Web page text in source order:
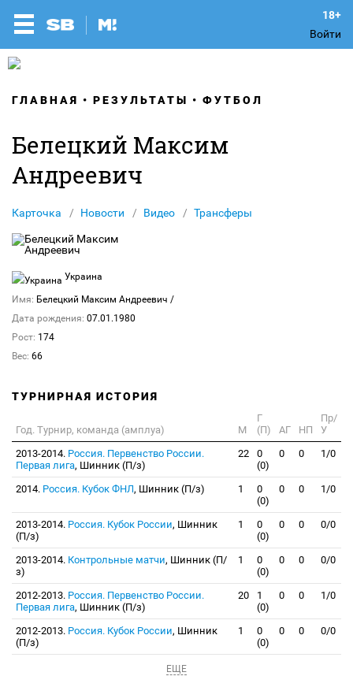
Войти
ГЛАВНАЯ РЕЗУЛЬТАТЫ ФУТБОЛ
Белецкий Максим
Андреевич
Карточка Новости Видео Трансферы
Украина
Имя: Белецкий Максим Андреевич /
Дата рождения: 07.01.1980
Рост: 174
Вес: 66
ТУРНИРНАЯ ИСТОРИЯ
Год. Турнир, команда (амплуа) М
Г
(П)
АГ НП
Пр/
У
2013-2014. Россия. Первенство России.
Первая лига, Шинник (П/з)
22
0
(0)
0 0 1/0
2014. Россия. Кубок ФНЛ, Шинник (П/з) 1
0
(0)
0 0 1/0
2013-2014. Россия. Кубок России, Шинник
(П/з)
1
0
(0)
0 0 0/0
2013-2014. Контрольные матчи, Шинник (П/
з)
1
0
(0)
0 0 0/0
2012-2013. Россия. Первенство России.
Первая лига, Шинник (П/з)
20
1
(0)
0 0 1/0
2012-2013. Россия. Кубок России, Шинник
(П/з)
1
0
(0)
0 0 0/0
ЕЩЕ